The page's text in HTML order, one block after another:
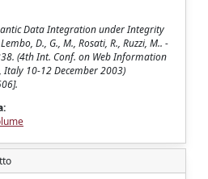
Data Integration under Integrity
D., G., M., Rosati, R., Ruzzi, M.. -
(4th Int. Conf. on Web Information
Italy 10-12 December 2003)